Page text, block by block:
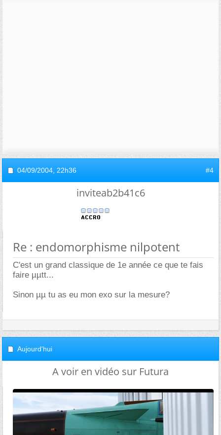
04/09/2004, 22h36 #4
inviteab2b41c6
Re : endomorphisme nilpotent
C'est un grand classique de 1e année ce que te fais
faire µµtt...
Sinon µµ tu as eu mon exo sur la mesure?
Aujourd'hui
A voir en vidéo sur Futura